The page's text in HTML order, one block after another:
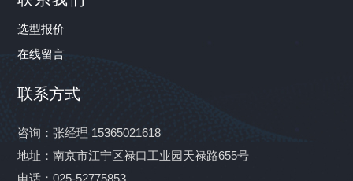
选型报价
在线留言
联系方式
咨询：张经理 15365021618
地址：南京市江宁区禄口工业园天禄路655号
电话：025-52775853